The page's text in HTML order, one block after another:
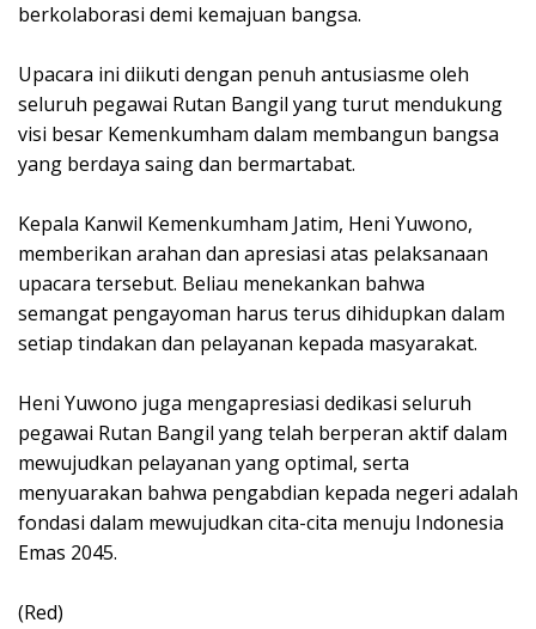
berkolaborasi demi kemajuan bangsa.
Upacara ini diikuti dengan penuh antusiasme oleh
seluruh pegawai Rutan Bangil yang turut mendukung
visi besar Kemenkumham dalam membangun bangsa
yang berdaya saing dan bermartabat.
Kepala Kanwil Kemenkumham Jatim, Heni Yuwono,
memberikan arahan dan apresiasi atas pelaksanaan
upacara tersebut. Beliau menekankan bahwa
semangat pengayoman harus terus dihidupkan dalam
setiap tindakan dan pelayanan kepada masyarakat.
Heni Yuwono juga mengapresiasi dedikasi seluruh
pegawai Rutan Bangil yang telah berperan aktif dalam
mewujudkan pelayanan yang optimal, serta
menyuarakan bahwa pengabdian kepada negeri adalah
fondasi dalam mewujudkan cita-cita menuju Indonesia
Emas 2045.
(Red)